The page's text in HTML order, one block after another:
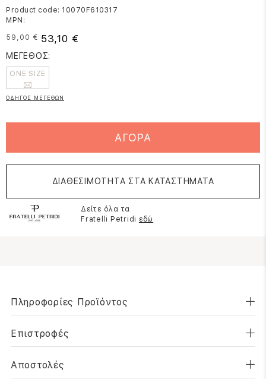
Product code: 10070F610317
MPN:
59,00 € 53,10 €
ΜΕΓΕΘΟΣ:
ONE SIZE
ΟΔΗΓΟΣ ΜΕΓΕΘΩΝ
ΑΓΟΡΑ
ΔΙΑΘΕΣΙΜΟΤΗΤΑ ΣΤΑ ΚΑΤΑΣΤΗΜΑΤΑ
Δείτε όλα τα
Fratelli Petridi εδώ
Πληροφορίες Προϊόντος
Επιστροφές
Αποστολές